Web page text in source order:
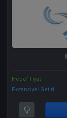
Hedef Fiyat
Potansiyel Getiri